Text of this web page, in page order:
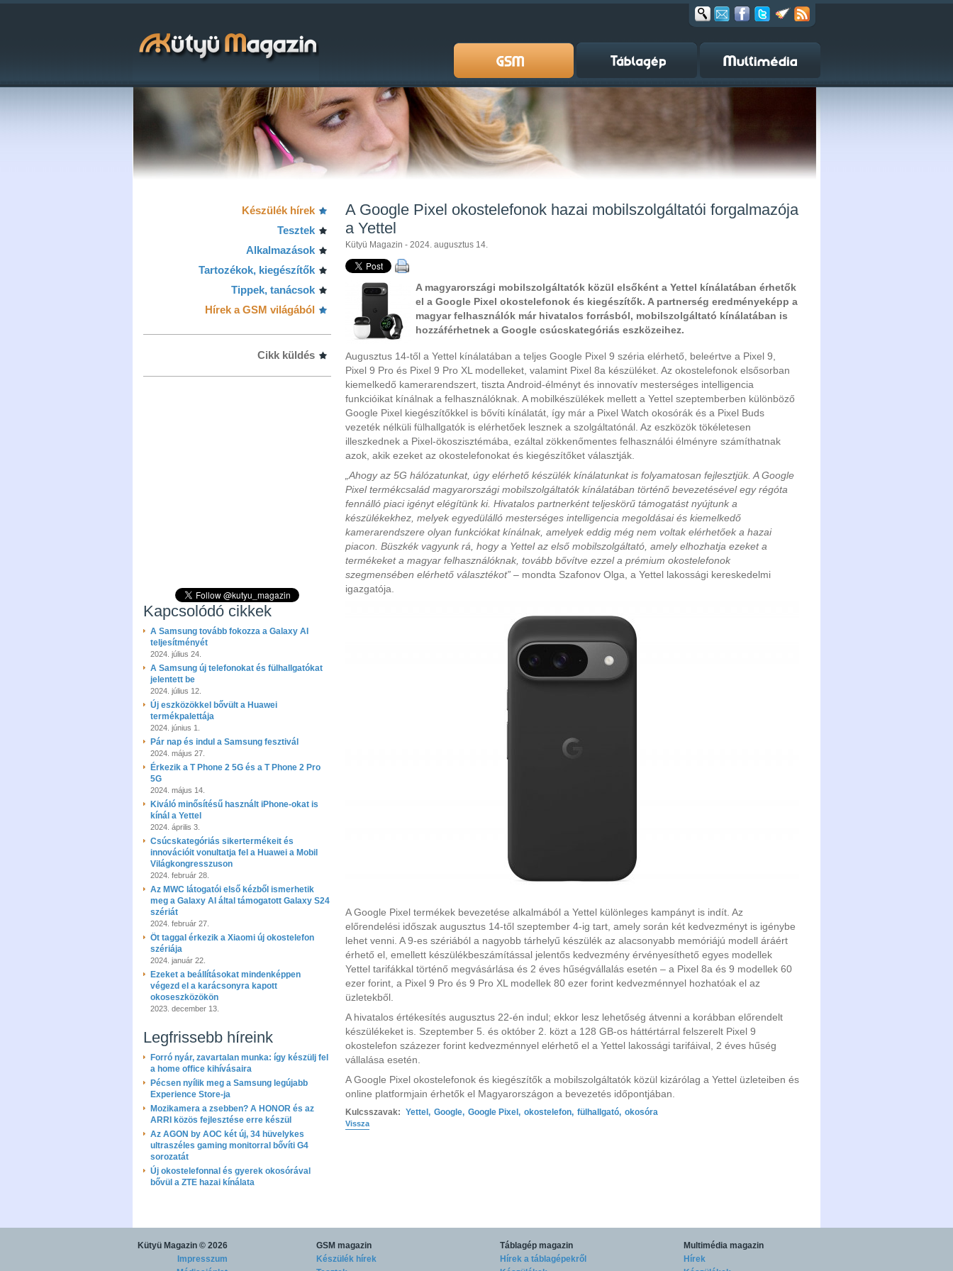
Készülék hírek
Tesztek
Alkalmazások
Tartozékok, kiegészítők
Tippek, tanácsok
Hírek a GSM világából
Cikk küldés
Kapcsolódó cikkek
A Samsung tovább fokozza a Galaxy AI
teljesítményét
2024. július 24.
A Samsung új telefonokat és fülhallgatókat
jelentett be
2024. július 12.
Új eszközökkel bővült a Huawei
termékpalettája
2024. június 1.
Pár nap és indul a Samsung fesztivál
2024. május 27.
Érkezik a T Phone 2 5G és a T Phone 2 Pro
5G
2024. május 14.
Kiváló minősítésű használt iPhone-okat is
kínál a Yettel
2024. április 3.
Csúcskategóriás sikertermékeit és
innovációit vonultatja fel a Huawei a Mobil
Világkongresszuson
2024. február 28.
Az MWC látogatói első kézből ismerhetik
meg a Galaxy AI által támogatott Galaxy S24
szériát
2024. február 27.
Öt taggal érkezik a Xiaomi új okostelefon
szériája
2024. január 22.
Ezeket a beállításokat mindenképpen
végezd el a karácsonyra kapott
okoseszközökön
2023. december 13.
Legfrissebb híreink
Forró nyár, zavartalan munka: így készülj fel
a home office kihívásaira
Pécsen nyílik meg a Samsung legújabb
Experience Store-ja
Mozikamera a zsebben? A HONOR és az
ARRI közös fejlesztése erre készül
Az AGON by AOC két új, 34 hüvelykes
ultraszéles gaming monitorral bővíti G4
sorozatát
Új okostelefonnal és gyerek okosórával
bővül a ZTE hazai kínálata
A Google Pixel okostelefonok hazai mobilszolgáltatói forgalmazója
a Yettel
Kütyü Magazin - 2024. augusztus 14.
A magyarországi mobilszolgáltatók közül elsőként a Yettel kínálatában érhetők
el a Google Pixel okostelefonok és kiegészítők. A partnerség eredményeképp a
magyar felhasználók már hivatalos forrásból, mobilszolgáltató kínálatában is
hozzáférhetnek a Google csúcskategóriás eszközeihez.
Augusztus 14-től a Yettel kínálatában a teljes Google Pixel 9 széria elérhető, beleértve a Pixel 9,
Pixel 9 Pro és Pixel 9 Pro XL modelleket, valamint Pixel 8a készüléket. Az okostelefonok elsősorban
kiemelkedő kamerarendszert, tiszta Android-élményt és innovatív mesterséges intelligencia
funkcióikat kínálnak a felhasználóknak. A mobilkészülékek mellett a Yettel szeptemberben különböző
Google Pixel kiegészítőkkel is bővíti kínálatát, így már a Pixel Watch okosórák és a Pixel Buds
vezeték nélküli fülhallgatók is elérhetőek lesznek a szolgáltatónál. Az eszközök tökéletesen
illeszkednek a Pixel-ökoszisztémába, ezáltal zökkenőmentes felhasználói élményre számíthatnak
azok, akik ezeket az okostelefonokat és kiegészítőket választják.
„Ahogy az 5G hálózatunkat, úgy elérhető készülék kínálatunkat is folyamatosan fejlesztjük. A Google
Pixel termékcsalád magyarországi mobilszolgáltatók kínálatában történő bevezetésével egy régóta
fennálló piaci igényt elégítünk ki. Hivatalos partnerként teljeskörű támogatást nyújtunk a
készülékekhez, melyek egyedülálló mesterséges intelligencia megoldásai és kiemelkedő
kamerarendszere olyan funkciókat kínálnak, amelyek eddig még nem voltak elérhetőek a hazai
piacon. Büszkék vagyunk rá, hogy a Yettel az első mobilszolgáltató, amely elhozhatja ezeket a
termékeket a magyar felhasználóknak, tovább bővítve ezzel a prémium okostelefonok
szegmensében elérhető választékot” – mondta Szafonov Olga, a Yettel lakossági kereskedelmi
igazgatója.
A Google Pixel termékek bevezetése alkalmából a Yettel különleges kampányt is indít. Az
előrendelési időszak augusztus 14-től szeptember 4-ig tart, amely során két kedvezményt is igénybe
lehet venni. A 9-es szériából a nagyobb tárhelyű készülék az alacsonyabb memóriájú modell áráért
érhető el, emellett készülékbeszámítással jelentős kedvezmény érvényesíthető egyes modellek
Yettel tarifákkal történő megvásárlása és 2 éves hűségvállalás esetén – a Pixel 8a és 9 modellek 60
ezer forint, a Pixel 9 Pro és 9 Pro XL modellek 80 ezer forint kedvezménnyel hozhatóak el az
üzletekből.
A hivatalos értékesítés augusztus 22-én indul; ekkor lesz lehetőség átvenni a korábban előrendelt
készülékeket is. Szeptember 5. és október 2. közt a 128 GB-os háttértárral felszerelt Pixel 9
okostelefon százezer forint kedvezménnyel elérhető el a Yettel lakossági tarifáival, 2 éves hűség
vállalása esetén.
A Google Pixel okostelefonok és kiegészítők a mobilszolgáltatók közül kizárólag a Yettel üzleteiben és
online platformjain érhetők el Magyarországon a bevezetés időpontjában.
Kulcsszavak: Yettel , Google, Google Pixel , okostelefon, fülhallgató, okosóra
Vissza
Kütyü Magazin © 2026
Impresszum
GSM magazin
Készülék hírek
Táblagép magazin
Hírek a táblagépekről
Multimédia magazin
Hírek